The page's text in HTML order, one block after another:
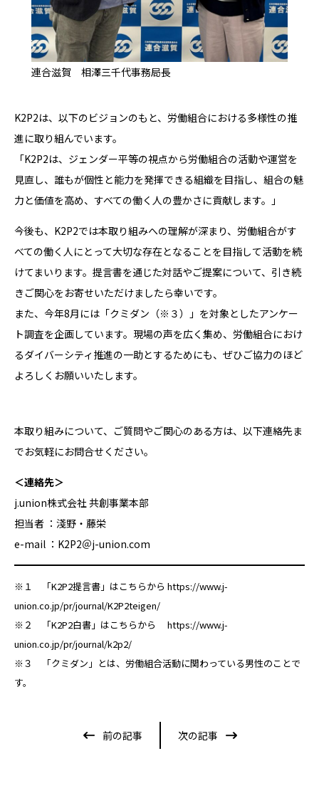
連合滋賀 相澤三千代事務局長
K2P2は、以下のビジョンのもと、労働組合における多様性の推
進に取り組んでいます。
「K2P2は、ジェンダー平等の視点から労働組合の活動や運営を
見直し、誰もが個性と能力を発揮できる組織を目指し、組合の魅
力と価値を高め、すべての働く人の豊かさに貢献します。」
今後も、K2P2では本取り組みへの理解が深まり、労働組合がす
べての働く人にとって大切な存在となることを目指して活動を続
けてまいります。提言書を通じた対話やご提案について、引き続
きご関心をお寄せいただけましたら幸いです。
また、今年8月には「クミダン（※３）」を対象としたアンケー
ト調査を企画しています。現場の声を広く集め、労働組合におけ
るダイバーシティ推進の一助とするためにも、ぜひご協力のほど
よろしくお願いいたします。
本取り組みについて、ご質問やご関心のある方は、以下連絡先ま
でお気軽にお問合せください。
＜連絡先＞
j.union株式会社 共創事業本部
担当者 ：淺野・藤栄
e-mail ：K2P2＠j-union.com
※１ 「K2P2提言書」はこちらから https://www.j-
union.co.jp/pr/journal/K2P2teigen/
※２ 「K2P2白書」はこちらから https://www.j-
union.co.jp/pr/journal/k2p2/
※３ 「クミダン」とは、労働組合活動に関わっている男性のことで
す。
前の記事 次の記事